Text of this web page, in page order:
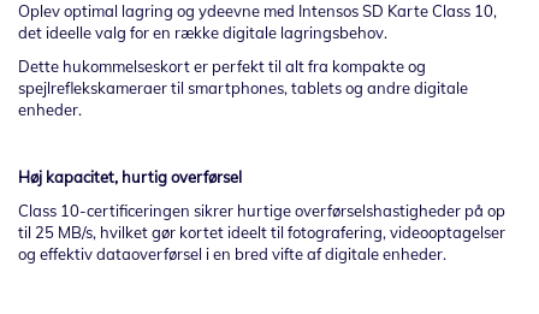
Oplev optimal lagring og ydeevne med Intensos SD Karte Class 10,
det ideelle valg for en række digitale lagringsbehov.
Dette hukommelseskort er perfekt til alt fra kompakte og
spejlreflekskameraer til smartphones, tablets og andre digitale
enheder.
Høj kapacitet, hurtig overførsel
Class 10-certificeringen sikrer hurtige overførselshastigheder på op
til 25 MB/s, hvilket gør kortet ideelt til fotografering, videooptagelser
og effektiv dataoverførsel i en bred vifte af digitale enheder.